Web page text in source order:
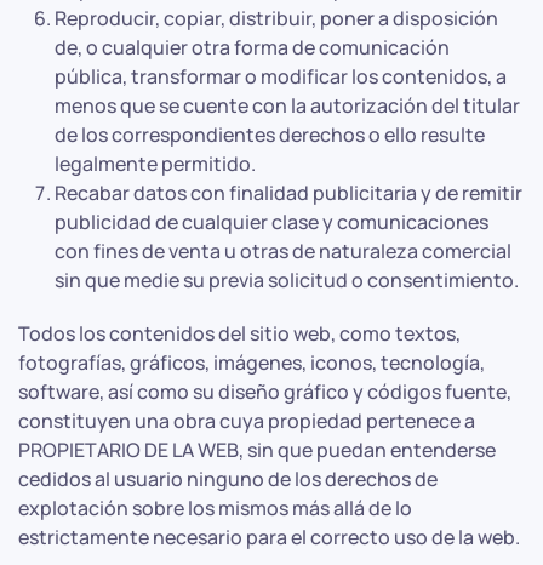
Reproducir, copiar, distribuir, poner a disposición
de, o cualquier otra forma de comunicación
pública, transformar o modificar los contenidos, a
menos que se cuente con la autorización del titular
de los correspondientes derechos o ello resulte
legalmente permitido.
Recabar datos con finalidad publicitaria y de remitir
publicidad de cualquier clase y comunicaciones
con fines de venta u otras de naturaleza comercial
sin que medie su previa solicitud o consentimiento.
Todos los contenidos del sitio web, como textos,
fotografías, gráficos, imágenes, iconos, tecnología,
software, así como su diseño gráfico y códigos fuente,
constituyen una obra cuya propiedad pertenece a
PROPIETARIO DE LA WEB, sin que puedan entenderse
cedidos al usuario ninguno de los derechos de
explotación sobre los mismos más allá de lo
estrictamente necesario para el correcto uso de la web.